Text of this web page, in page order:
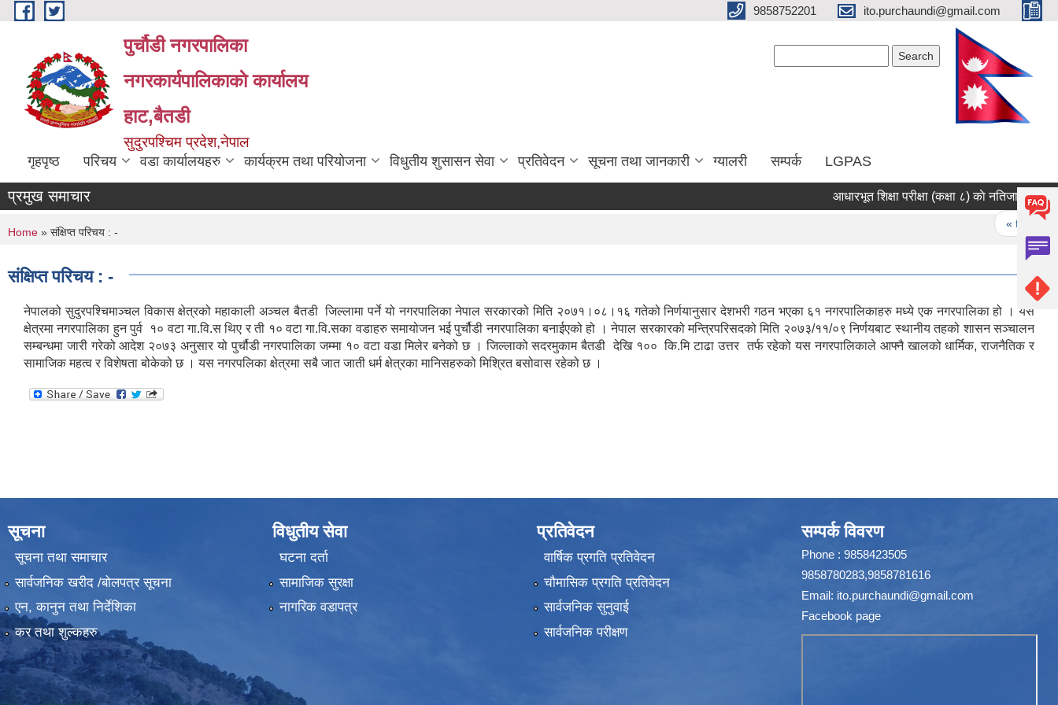
Skip to main content 9858752201 ito.purchaundi@gmail.com
पुर्चौडी नगरपालिका
नगरकार्यपालिकाकाे कार्यालय
हाट,बैतडी
सुदुरपश्चिम प्रदेश,नेपाल
गृहपृष्ठ परिचय वडा कार्यालयहरु कार्यक्रम तथा परियोजना विधुतीय शुसासन सेवा प्रतिवेदन सूचना तथा जानकारी ग्यालरी सम्पर्क LGPAS
प्रमुख समाचार आधारभूत शिक्षा परीक्षा (कक्षा ८) काे नतिजा प्रकाशन
« first
You are here
Home » संक्षिप्त परिचय : -
संक्षिप्त परिचय : -
नेपालको सुदुरपश्चिमाञ्चल विकास क्षेत्रको महाकाली अञ्चल बैतडी जिल्लामा पर्ने यो नगरपालिका नेपाल सरकारको मिति २०७१।०८।१६ गतेको निर्णयानुसार देशभरी गठन भएका ६१ नगरपालिकाहरु मध्ये एक नगरपालिका हो । यस
क्षेत्रमा नगरपालिका हुन पुर्व १० वटा गा.वि.स थिए र ती १० वटा गा.वि.सका वडाहरु समायोजन भई पुर्चौडी नगरपालिका बनाईएको हो । नेपाल सरकारको मन्त्रिपरिसदको मिति २०७३/११/०९ निर्णयबाट स्थानीय तहको शासन सञ्चालन
सम्बन्धमा जारी गरेको आदेश २०७३ अनुसार यो पुर्चौडी नगरपालिका जम्मा १० वटा वडा मिलेर बनेको छ । जिल्लाको सदरमुकाम बैतडी देखि १०० कि.मि टाढा उत्तर तर्फ रहेको यस नगरपालिकाले आफ्नै खालको धार्मिक, राजनैतिक र
सामाजिक महत्व र विशेषता बोकेको छ । यस नगरपलिका क्षेत्रमा सबै जात जाती धर्म क्षेत्रका मानिसहरुको मिश्रित बसोवास रहेको छ ।
सूचना
सूचना तथा समाचार
सार्वजनिक खरीद /बोलपत्र सूचना
एन, कानुन तथा निर्देशिका
कर तथा शुल्कहरु
विधुतीय सेवा
घटना दर्ता
सामाजिक सुरक्षा
नागरिक वडापत्र
प्रतिवेदन
वार्षिक प्रगति प्रतिवेदन
चौमासिक प्रगति प्रतिवेदन
सार्वजनिक सुनुवाई
सार्वजनिक परीक्षण
सम्पर्क विवरण
Phone : 9858423505
9858780283,9858781616
Email: ito.purchaundi@gmail.com
Facebook page